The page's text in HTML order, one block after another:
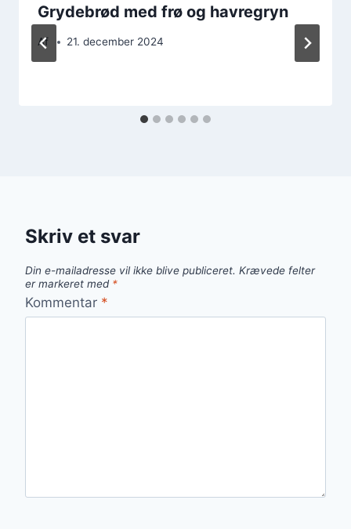
Grydebrød med frø og havregryn
Af 21. december 2024
Skriv et svar
Din e-mailadresse vil ikke blive publiceret. Krævede felter
er markeret med *
Kommentar *